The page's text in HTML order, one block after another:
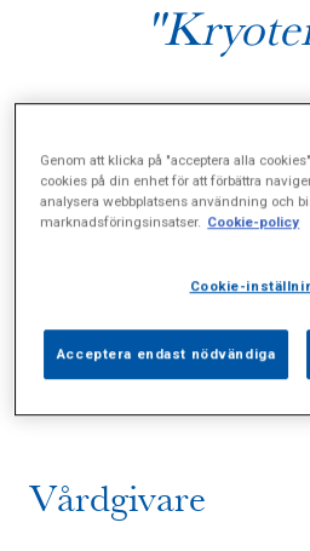
Sidor (0) Press (0)
Vårdgivare
Genom att klicka på "acceptera alla
cookies på din enhet för att förbättra
analysera webbplatsens användning och
marknadsföringsinsatser. Cookie-policy
Cookie-
Acceptera endast nödvändiga